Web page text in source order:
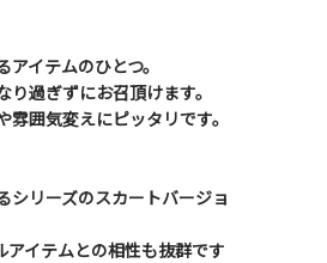
イテムのひとつ。
過ぎずにお召頂けます。
囲気変えにピッタリです。
シリーズのスカートバージョ
イテムとの相性も抜群です